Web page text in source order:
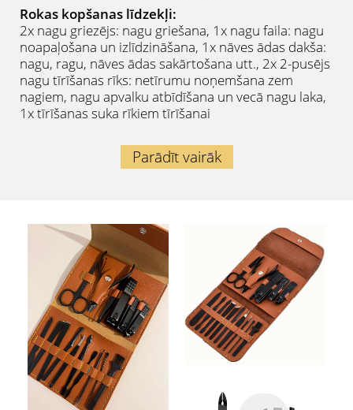
Rokas kopšanas līdzekļi:
2x nagu griezējs: nagu griešana, 1x nagu faila: nagu
noapaļošana un izlīdzināšana, 1x nāves ādas dakša:
nagu, ragu, nāves ādas sakārtošana utt., 2x 2-pusējs
nagu tīrīšanas rīks: netīrumu noņemšana zem
nagiem, nagu apvalku atbīdīšana un vecā nagu laka,
1x tīrīšanas suka rīkiem tīrīšanai
Parādīt vairāk